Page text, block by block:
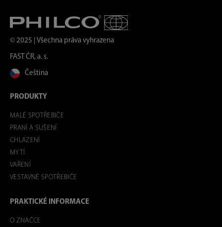
© 2025 | Všechna práva vyhrazena
FAST ČR, a. s.
Čeština
PRODUKTY
MALÉ SPOTŘEBIČE
PRANÍ A SUŠENÍ
CHLAZENÍ
MYTÍ
VAŘENÍ
VESTAVNÉ SPOTŘEBIČE
PRAKTICKÉ INFORMACE
O ZNAČCE